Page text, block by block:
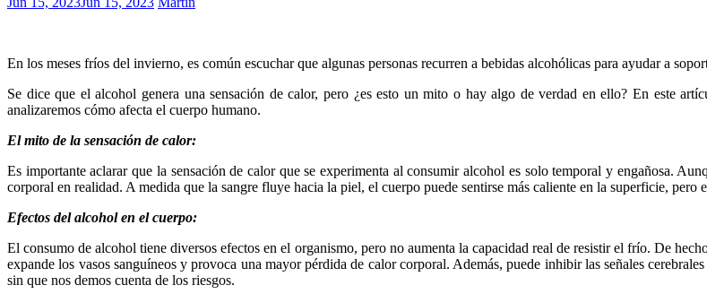
En los meses fríos del invierno, es común escuchar que algunas personas recurren a bebidas alcohólicas para ayudar a
Se dice que el alcohol genera una sensación de calor, pero ¿es esto un mito o hay algo de verdad en ello? En este
analizaremos cómo afecta el cuerpo humano.
El mito de la sensación de calor:
Es importante aclarar que la sensación de calor que se experimenta al consumir alcohol es solo temporal y engañosa.
corporal en realidad. A medida que la sangre fluye hacia la piel, el cuerpo puede sentirse más caliente en la superficie, pero
Efectos del alcohol en el cuerpo:
El consumo de alcohol tiene diversos efectos en el organismo, pero no aumenta la capacidad real de resistir el frío. De
expande los vasos sanguíneos y provoca una mayor pérdida de calor corporal. Además, puede inhibir las señales
sin que nos demos cuenta de los riesgos.